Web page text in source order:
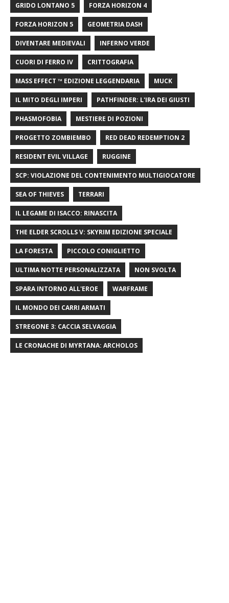
GRIDO LONTANO 5 FORZA HORIZON 4
FORZA HORIZON 5 GEOMETRIA DASH
DIVENTARE MEDIEVALI INFERNO VERDE
CUORI DI FERRO IV CRITTOGRAFIA
MASS EFFECT ™ EDIZIONE LEGGENDARIA MUCK
IL MITO DEGLI IMPERI PATHFINDER: L'IRA DEI GIUSTI
PHASMOFOBIA MESTIERE DI POZIONI
PROGETTO ZOMBIEMBO RED DEAD REDEMPTION 2
RESIDENT EVIL VILLAGE RUGGINE
SCP: VIOLAZIONE DEL CONTENIMENTO MULTIGIOCATORE
SEA OF ​​THIEVES TERRARI
IL LEGAME DI ISACCO: RINASCITA
THE ELDER SCROLLS V: SKYRIM EDIZIONE SPECIALE
LA FORESTA PICCOLO CONIGLIETTO
ULTIMA NOTTE PERSONALIZZATA NON SVOLTA
SPARA INTORNO ALL'EROE WARFRAME
IL MONDO DEI CARRI ARMATI
STREGONE 3: CACCIA SELVAGGIA
LE CRONACHE DI MYRTANA: ARCHOLOS